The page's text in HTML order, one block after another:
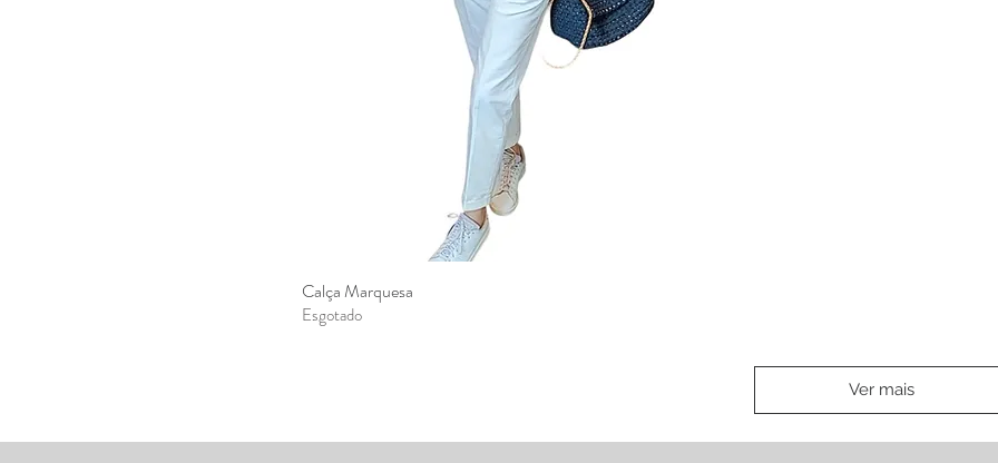
Calça Marquesa
Esgotado
Ver mais